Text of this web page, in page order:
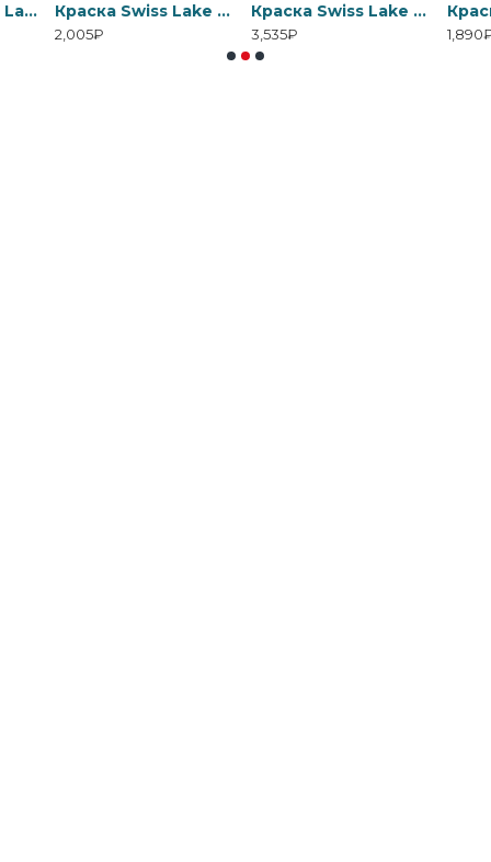
Грунтовка Swiss Lake Wall Control универсальная для стен Краска Swiss Lake Matt Pro - Матовая водно-дисперсионная
2,005₽
Краска Swiss Lake Acrylic Enamel - Эмаль на водной основе для дерева
3,535₽